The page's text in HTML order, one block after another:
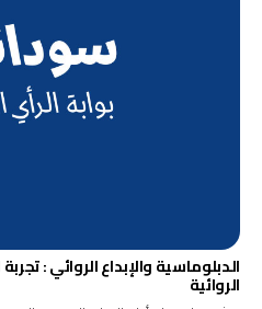
الدبلوماسية والإبداع الروائي :
الروائية